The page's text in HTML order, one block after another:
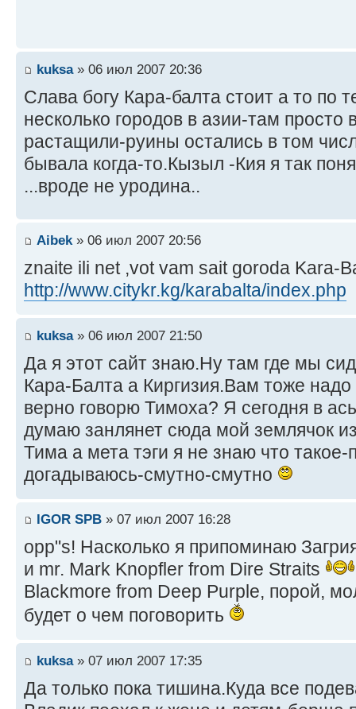
kuksa» 06 июл 2007 20:36
Слава богу Кара-балта стоит а то по
несколько городов в азии-там просто
растащили-руины остались в том
бывала когда-то.Кызыл -Кия я так
...вроде не уродина..
Aibek » 06 июл 2007 20:56
znaite ili net ,vot vam sait goroda Kara-
http://www.citykr.kg/karabalta/index.php
kuksa» 06 июл 2007 21:50
Да я этот сайт знаю.Ну там где мы
Кара-Балта а Киргизия.Вам тоже
верно говорю Тимоха? Я сегодня в
думаю занлянет сюда мой землячок
Тима а мета тэги я не знаю что такое-
догадываюсь-смутно-смутно
IGOR SPB » 07 июл 2007 16:28
opp"s! Насколько я припоминаю
и mr. Mark Knopfler from Dire Straits
Blackmore from Deep Purple, порой,
будет о чем поговорить
kuksa» 07 июл 2007 17:35
Да только пока тишина.Куда все